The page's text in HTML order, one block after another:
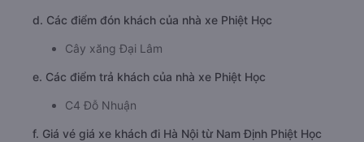
d. Các điểm đón khách của nhà xe Phiệt Học
Cây xăng Đại Lâm
e. Các điểm trả khách của nhà xe Phiệt Học
C4 Đỗ Nhuận
f. Giá vé giá xe khách đi Hà Nội từ Nam Định Phiệt Học